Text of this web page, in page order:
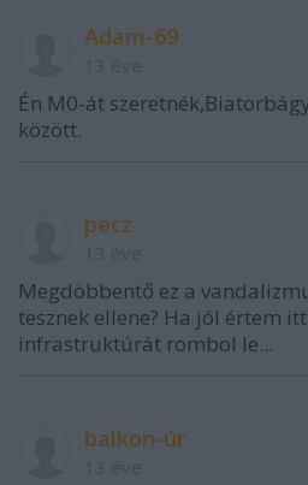
Adam-69
Én M0-át
között.
pecz
Megdöbbentő ez a
tesznek ellene? Ha jól értem
infrastruktúrát rombol le...
balkon-úr